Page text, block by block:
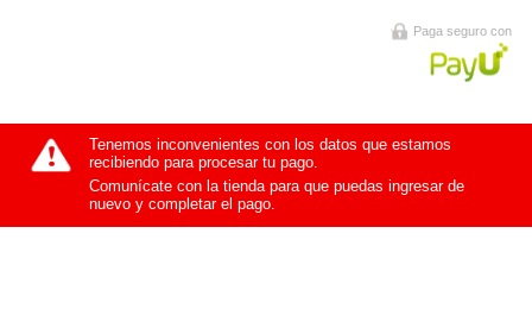
Paga seguro con
Tenemos inconvenientes con los datos que estamos
recibiendo para procesar tu pago.
Comunícate con la tienda para que puedas ingresar de
nuevo y completar el pago.